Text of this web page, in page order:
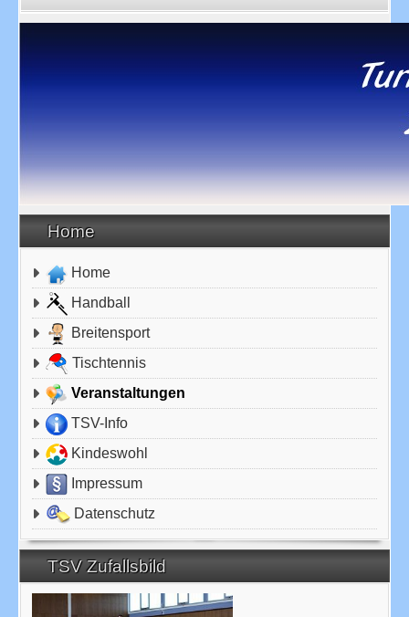
Home
Home
Handball
Breitensport
Tischtennis
Veranstaltungen
TSV-Info
Kindeswohl
Impressum
Datenschutz
TSV Zufallsbild